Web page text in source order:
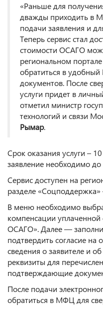
«Раньше для
дважды приходить в
подачи заявления и
Теперь сервис стал
стоимости ОСАГО
региональном портале
обратиться в
документов. После
услуги придет в
отметил министр
технологий и связи
Рымар.
Срок оказания услуги –
заявление необходимо
Сервис доступен на
разделе
В меню необходимо
компенсации
ОСАГО». Далее —
подтвердить согласие на
сведения о заявителе и
реквизиты для
подтверждающие
После подачи
обратиться в МФЦ для